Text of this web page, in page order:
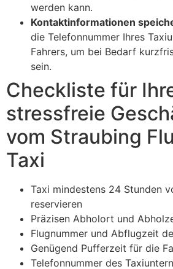
werden kann.
Kontaktinformationen
die Telefonnummer Ihres
Fahrers, um bei Bedarf
sein.
Checkliste für
stressfreie
vom Straubing
Taxi
Taxi mindestens 24 Stunden
reservieren
Präzisen Abholort und
Flugnummer und Abflugzeit
Genügend Pufferzeit für die
Telefonnummer des